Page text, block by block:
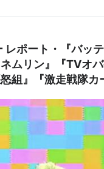
レポート・『バッ
ムリン』『TVオ
組』『激走戦隊カ